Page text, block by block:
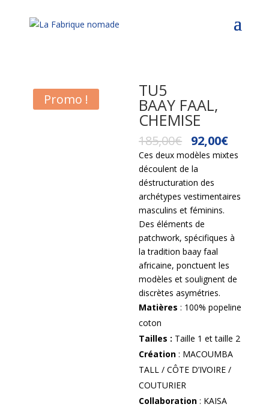
Promo ! TU5
BAAY FAAL,
CHEMISE
185,00€ 92,00€
Ces deux modèles mixtes
découlent de la
déstructuration des
archétypes vestimentaires
masculins et féminins.
Des éléments de
patchwork, spécifiques à
la tradition baay faal
africaine, ponctuent les
modèles et soulignent de
discrètes asymétries.
Matières : 100% popeline
coton
Tailles : Taille 1 et taille 2
Création : MACOUMBA
TALL / CÔTE D’IVOIRE /
COUTURIER
Collaboration : KAISA